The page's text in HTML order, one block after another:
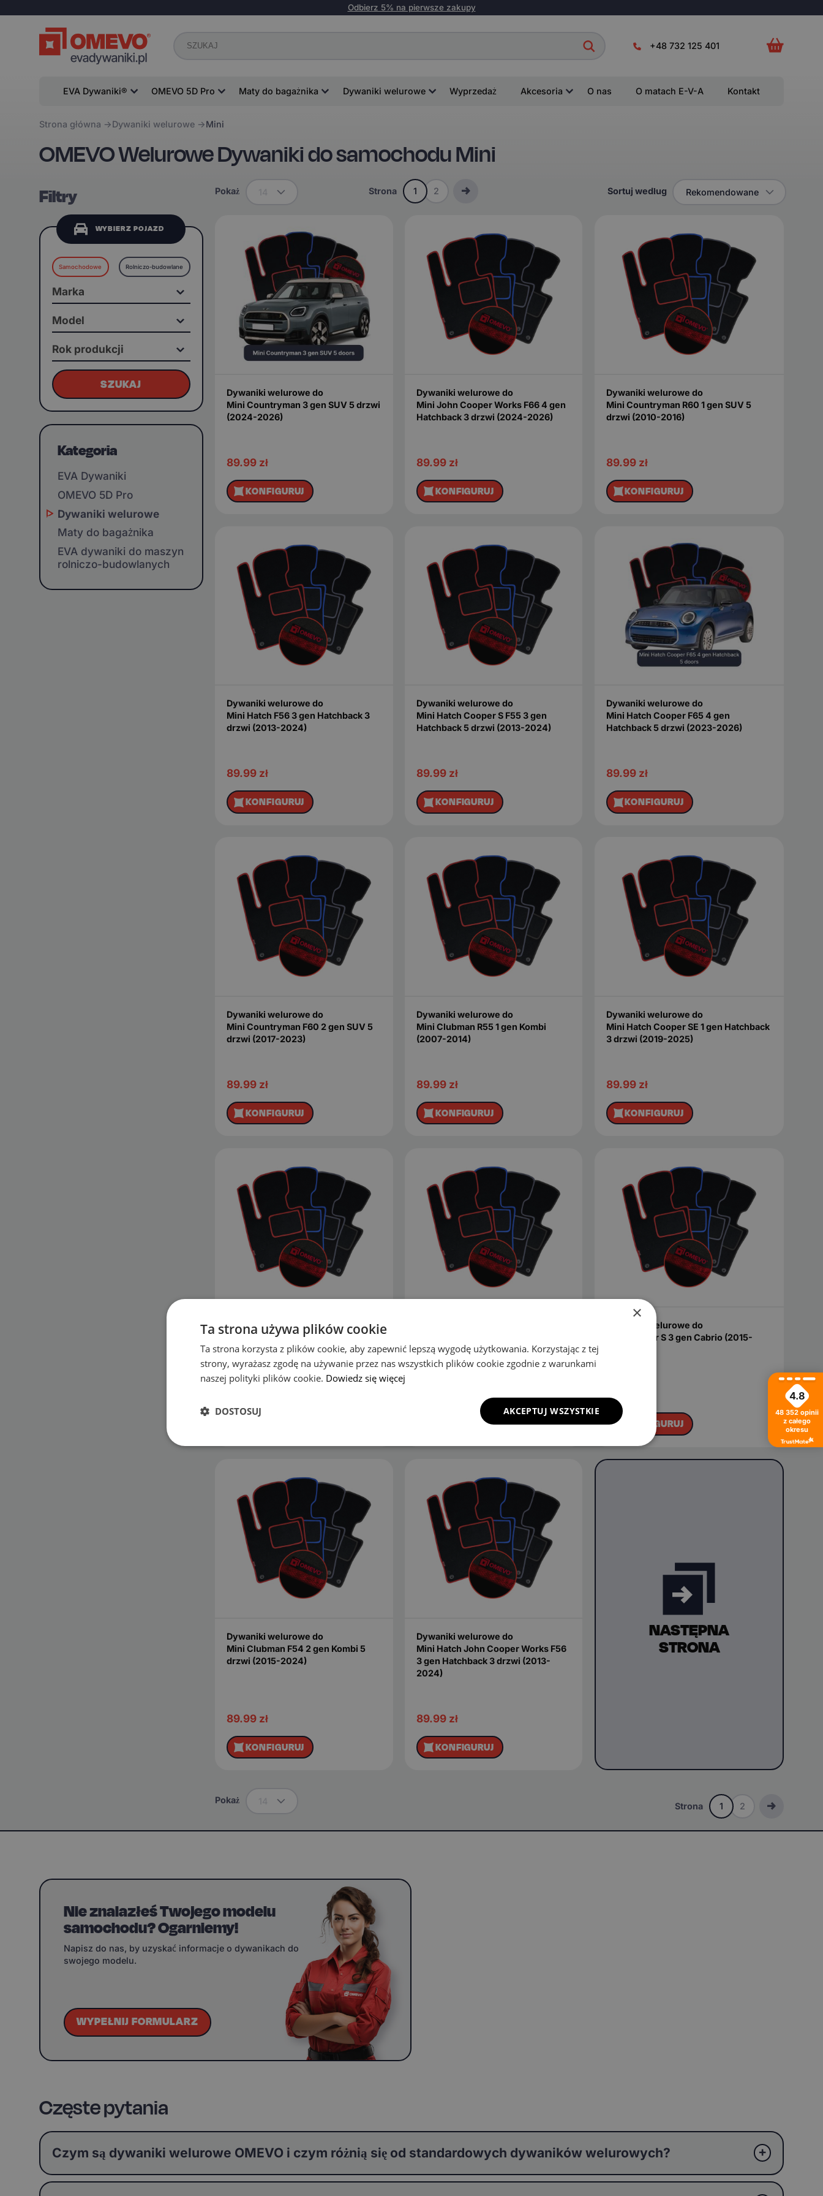
Odbierz 5% na pierwsze zakupy
+48 732 125 401
EVA Dywaniki® OMEVO 5D Pro Maty do bagażnika Dywaniki welurowe Wyprzedaż Akcesoria O nas O matach E-V-A Kontakt
Strona główna Dywaniki welurowe Mini
OMEVO Welurowe Dywaniki do samochodu Mini
Filtry
WYBIERZ POJAZD
Samochodowe Rolniczo-budowlane
Marka
Model
Rok produkcji
SZUKAJ
Kategoria
EVA Dywaniki
OMEVO 5D Pro
Dywaniki welurowe
Maty do bagażnika
EVA dywaniki do maszyn
rolniczo-budowlanych
Pokaż Strona 1 2 Sortuj według Rekomendowane
Dywaniki welurowe do
Mini Countryman 3 gen SUV 5 drzwi
(2024-2026)
89.99 zł
KONFIGURUJ
Dywaniki welurowe do
Mini John Cooper Works F66 4 gen
Hatchback 3 drzwi (2024-2026)
89.99 zł
KONFIGURUJ
Dywaniki welurowe do
Mini Countryman R60 1 gen SUV 5
drzwi (2010-2016)
89.99 zł
KONFIGURUJ
Dywaniki welurowe do
Mini Hatch F56 3 gen Hatchback 3
drzwi (2013-2024)
89.99 zł
KONFIGURUJ
Dywaniki welurowe do
Mini Hatch Cooper S F55 3 gen
Hatchback 5 drzwi (2013-2024)
89.99 zł
KONFIGURUJ
Dywaniki welurowe do
Mini Hatch Cooper F65 4 gen
Hatchback 5 drzwi (2023-2026)
89.99 zł
KONFIGURUJ
Dywaniki welurowe do
Mini Countryman F60 2 gen SUV 5
drzwi (2017-2023)
89.99 zł
KONFIGURUJ
Dywaniki welurowe do
Mini Clubman R55 1 gen Kombi
(2007-2014)
89.99 zł
KONFIGURUJ
Dywaniki welurowe do
Mini Hatch Cooper SE 1 gen Hatchback
3 drzwi (2019-2025)
89.99 zł
KONFIGURUJ
Dywaniki welurowe do
Mini Hatch R50/53 1 gen Hatchback
3 drzwi (2000-2006)
3 drzwi (2006-2013)
KONFIGURUJ
Dywaniki welurowe do
Mini Cooper S 3 gen Cabrio (2015-
89.99
KONFIGURUJ
Dywaniki welurowe do
Mini Clubman F54 2 gen Kombi 5
drzwi (2015-2024)
89.99 zł
KONFIGURUJ
Dywaniki welurowe do
Mini Hatch John Cooper Works F56
3 gen Hatchback 3 drzwi (2013-
2024)
89.99 zł
KONFIGURUJ
NASTĘPNA
STRONA
Pokaż
Strona 1 2
Nie znalazłeś Twojego modelu
samochodu? Ogarniemy!
Napisz do nas, by uzyskać informacje o dywanikach do
swojego modelu.
WYPEŁNIJ FORMULARZ
Częste pytania
Czym są dywaniki welurowe OMEVO i czym różnią się od standardowych dywaników welurowych?
4.8
48 352 opinii
z całego
okresu
×
Ta strona używa plików cookie
Ta strona korzysta z plików cookie, aby zapewnić lepszą wygodę użytkowania. Korzystając z tej
strony, wyrażasz zgodę na używanie przez nas wszystkich plików cookie zgodnie z warunkami
naszej polityki plików cookie. Dowiedz się więcej
AKCEPTUJ WSZYSTKIE
DOSTOSUJ